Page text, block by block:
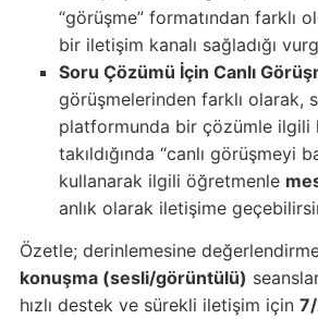
“görüşme” formatından farklı
bir iletişim kanalı sağladığı
Soru Çözümü İçin Canlı
görüşmelerinden farklı olarak,
platformunda bir çözümle ilgili
takıldığında “canlı görüşmeyi
kullanarak ilgili öğretmenle
anlık olarak iletişime
Özetle; derinlemesine
konuşma (sesli/görüntülü)
hızlı destek ve sürekli iletişim için